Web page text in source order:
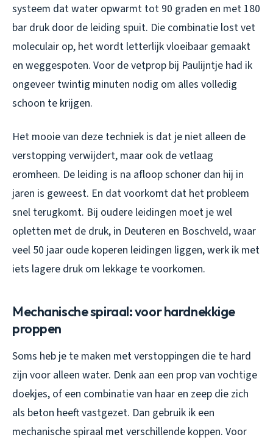
systeem dat water opwarmt tot 90 graden en met 180
bar druk door de leiding spuit. Die combinatie lost vet
moleculair op, het wordt letterlijk vloeibaar gemaakt
en weggespoten. Voor de vetprop bij Paulijntje had ik
ongeveer twintig minuten nodig om alles volledig
schoon te krijgen.
Het mooie van deze techniek is dat je niet alleen de
verstopping verwijdert, maar ook de vetlaag
eromheen. De leiding is na afloop schoner dan hij in
jaren is geweest. En dat voorkomt dat het probleem
snel terugkomt. Bij oudere leidingen moet je wel
opletten met de druk, in Deuteren en Boschveld, waar
veel 50 jaar oude koperen leidingen liggen, werk ik met
iets lagere druk om lekkage te voorkomen.
Mechanische spiraal: voor hardnekkige
proppen
Soms heb je te maken met verstoppingen die te hard
zijn voor alleen water. Denk aan een prop van vochtige
doekjes, of een combinatie van haar en zeep die zich
als beton heeft vastgezet. Dan gebruik ik een
mechanische spiraal met verschillende koppen. Voor